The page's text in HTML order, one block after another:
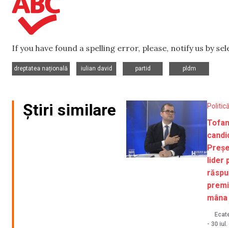
If you have found a spelling error, please, notify us by
dreptatea națională
iulian david
partid
pldm
Știri similare Politică
lider
- 30 iul.